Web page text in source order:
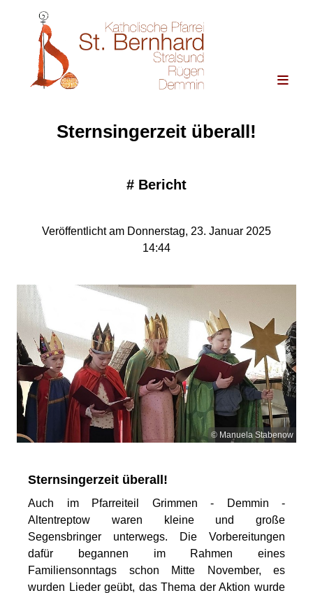
Sternsingerzeit überall!
# Bericht
Veröffentlicht am Donnerstag, 23. Januar 2025
14:44
© Manuela Stabenow
Sternsingerzeit überall!
Auch im Pfarreiteil Grimmen - Demmin -
Altentreptow waren kleine und große
Segensbringer unterwegs. Die Vorbereitungen
dafür begannen im Rahmen eines
Familiensonntags schon Mitte November, es
wurden Lieder geübt, das Thema der Aktion wurde